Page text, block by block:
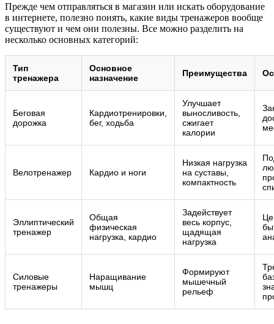
Прежде чем отправляться в магазин или искать оборудование
в интернете, полезно понять, какие виды тренажеров вообще
существуют и чем они полезны. Все можно разделить на
несколько основных категорий:
Тип
тренажера
Основное
назначение
Преимущества
Беговая
дорожка
Кардиотренировки,
бег, ходьба
Улучшает
выносливость,
сжигает
калории
Велотренажер Кардио и ноги
Низкая нагрузка
на суставы,
компактность
Эллиптический
тренажер
Общая
физическая
нагрузка, кардио
Задействует
весь корпус,
щадящая
нагрузка
Силовые
тренажеры
Наращивание
мышц
Формируют
мышечный
рельеф